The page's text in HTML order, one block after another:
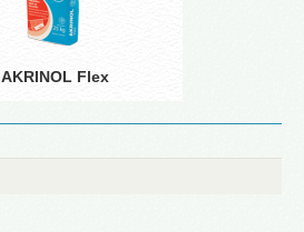
AKRINOL Flex